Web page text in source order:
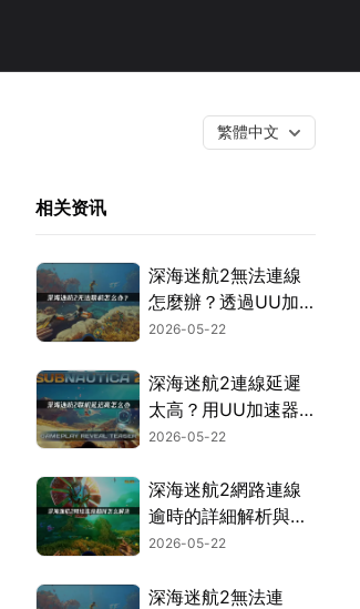
繁體中文
相关资讯
深海迷航2無法連線
怎麼辦？透過UU加
速器就能在異星水域
2026-05-22
深海迷航2連線延遲
太高？用UU加速器
讓你順暢遊玩！
2026-05-22
深海迷航2網路連線
逾時的詳細解析與加
速優化方案！
2026-05-22
深海迷航2無法連